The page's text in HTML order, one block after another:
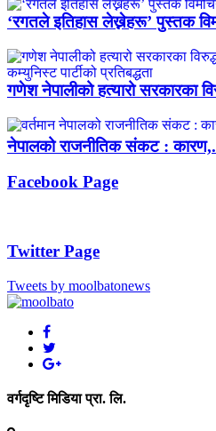
‘रगतले इतिहास लेख्नेहरू’ पुस्तक
गणेश नेपालीको हत्यारो सरकारका
नेपालको राजनीतिक संकट :
Facebook Page
Twitter Page
Tweets by moolbatonews
वर्गदृष्टि मिडिया प्रा. लि.